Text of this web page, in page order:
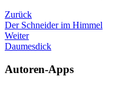
Zurück
Der Schneider im Himmel
Weiter
Daumesdick
Autoren-Apps